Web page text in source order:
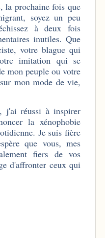
la prochaine fois que
soyez un peu
à deux fois
inutiles. Que
votre blague qui
imitation qui se
mon peuple ou votre
mon mode de vie,
j'ai réussi à inspirer
la xénophobie
Je suis fière
que vous, mes
fiers de vos
d'affronter ceux qui